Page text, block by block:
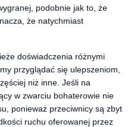
podobnie jak to, że
że natychmiast
doświadczenia różnymi
przyglądać się ulepszeniom,
niż inne. Jeśli na
w zwarciu bohaterowie nie
ponieważ przeciwnicy są zbyt
ruchu oferowanej przez